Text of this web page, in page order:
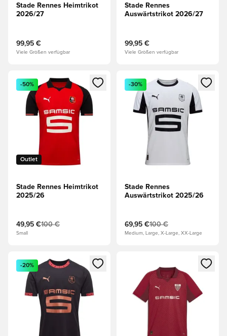
Stade Rennes Heimtrikot
2026/27
99,95 €
Viele Größen verfügbar
Stade Rennes
Auswärtstrikot 2026/27
99,95 €
Viele Größen verfügbar
Öffnet ein neues Fenster zum Anmelden oder Registrieren
Outlet
-50%
Stade Rennes Heimtrikot
2025/26
49,95 €100 €
Small
Öffnet ein neues Fenster
-30%
Stade Rennes
Auswärtstrikot 2025/26
69,95 €100 €
Medium, Large, X-Large, XX-Large
Öffnet ein neues Fenster zum Anmelden oder Registrieren
-20%
Öffnet ein neues Fenster